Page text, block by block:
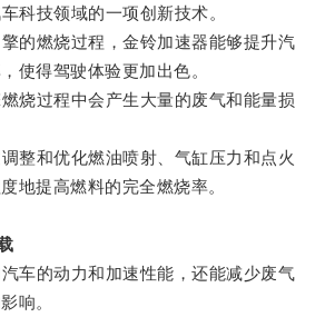
技领域的一项创新技术。
燃烧过程，金铃加速器能够提升汽
使得驾驶体验更加出色。
过程中会产生大量的废气和能量损
和优化燃油喷射、气缸压力和点火
地提高燃料的完全燃烧率。
的动力和加速性能，还能减少废气
响。